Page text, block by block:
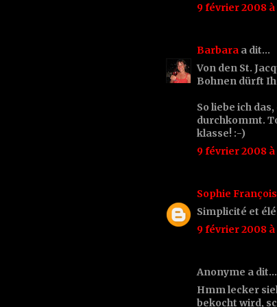
9 février 2008 à
Barbara a dit…
Von den St.
Bohnen dürft
So liebe ich
durchkommt.
klasse! :-)
9 février 2008 à
Sophie François
Simplicité et
9 février 2008 à
Anonyme a dit…
Hmm lecker
bekocht wird,